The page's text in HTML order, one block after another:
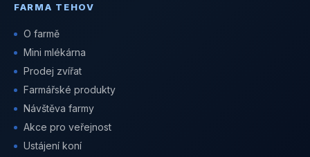
FARMA TEHOV
O farmě
Mini mlékárna
Prodej zvířat
Farmářské produkty
Návštěva farmy
Akce pro veřejnost
Ustájení koní